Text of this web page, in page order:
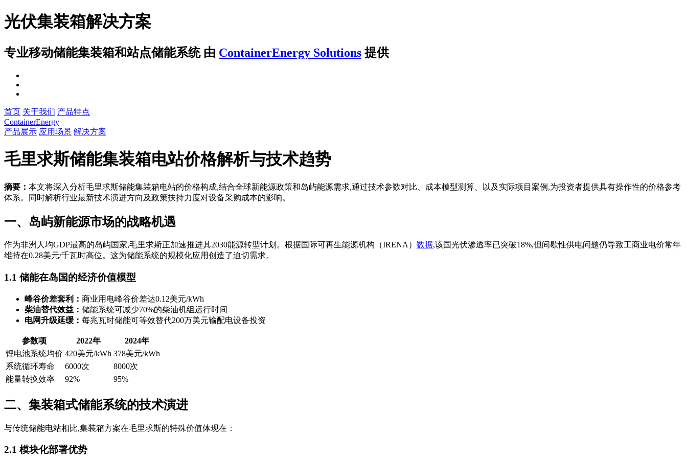
光伏集装箱解决方案
专业移动储能集装箱和站点储能系统 由 ContainerEnergy Solutions 提供
首页 关于我们 产品特点
ContainerEnergy
产品展示 应用场景 解决方案
毛里求斯储能集装箱电站价格解析与技术趋势
摘要： 本文将深入分析毛里求斯储能集装箱电站的价格构成,结合全球新能源政策和岛屿能源需求,通过技术参数对比、成本模型测算、以及实际项目案例,为投资者提供具有操作性的价格参考
体系。同时解析行业最新技术演进方向及政策扶持力度对设备采购成本的影响。
一、岛屿新能源市场的战略机遇
作为非洲人均GDP最高的岛屿国家,毛里求斯正加速推进其2030能源转型计划。根据国际可再生能源机构（IRENA） 数据,该国光伏渗透率已突破18%,但间歇性供电问题仍导致工商业电价常年
维持在0.28美元/千瓦时高位。这为储能系统的规模化应用创造了迫切需求。
1.1 储能在岛国的经济价值模型
峰谷价差套利： 商业用电峰谷价差达0.12美元/kWh
柴油替代效益： 储能系统可减少70%的柴油机组运行时间
电网升级延缓： 每兆瓦时储能可等效替代200万美元输配电设备投资
参数项 2022年
2024年
锂电池系统均价 420美元/kWh 378美元/kWh
系统循环寿命
6000次
8000次
能量转换效率
92% 95%
二、集装箱式储能系统的技术演进
与传统储能电站相比,集装箱方案在毛里求斯的特殊价值体现在：
2.1 模块化部署优势